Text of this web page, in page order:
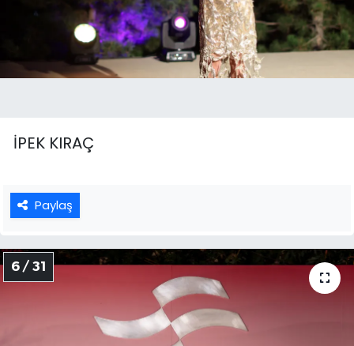
İPEK KIRAÇ
Paylaş
6 / 31